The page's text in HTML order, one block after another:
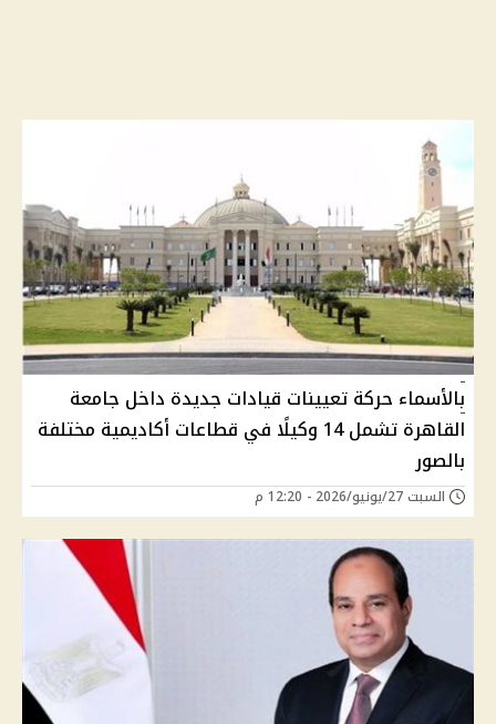
بالأسماء حركة تعيينات قيادات جديدة داخل جامعة
القاهرة تشمل 14 وكيلًا في قطاعات أكاديمية مختلفة
بالصور
السبت 27/يونيو/2026 - 12:20 م